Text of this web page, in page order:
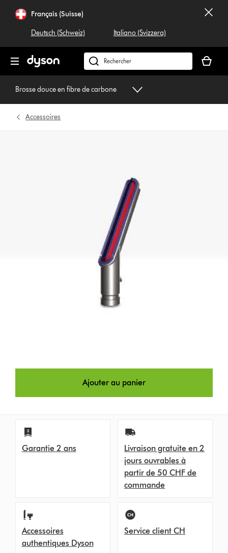
Français (Suisse)
Deutsch (Schweiz) Italiano (Svizzera)
Rechercher
dyson.ch
panier
est
Brosse douce en fibre de carbone
Accessoires
Ajouter au panier
Garantie 2 ans
Livraison gratuite en 2
jours ouvrables à
partir de 50 CHF de
commande
Accessoires
authentiques Dyson
Service client CH